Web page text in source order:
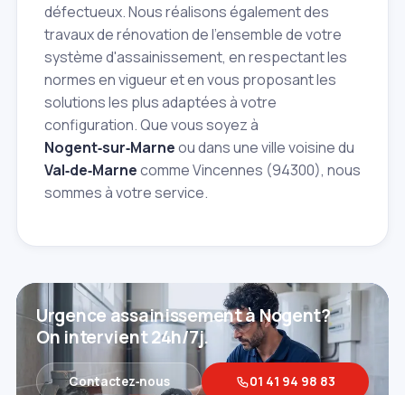
défectueux. Nous réalisons également des
travaux de rénovation de l'ensemble de votre
système d'assainissement, en respectant les
normes en vigueur et en vous proposant les
solutions les plus adaptées à votre
configuration. Que vous soyez à
Nogent‑sur‑Marneou dans une ville voisine du
Val‑de‑Marnecomme Vincennes (94300), nous
sommes à votre service.
Urgence assainissement à Nogent?
On intervient 24h/7j.
Contactez‑nous 01 41 94 98 83